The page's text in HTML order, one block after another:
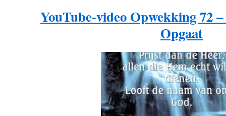
YouTube-video Opwekking 72
Opgaat